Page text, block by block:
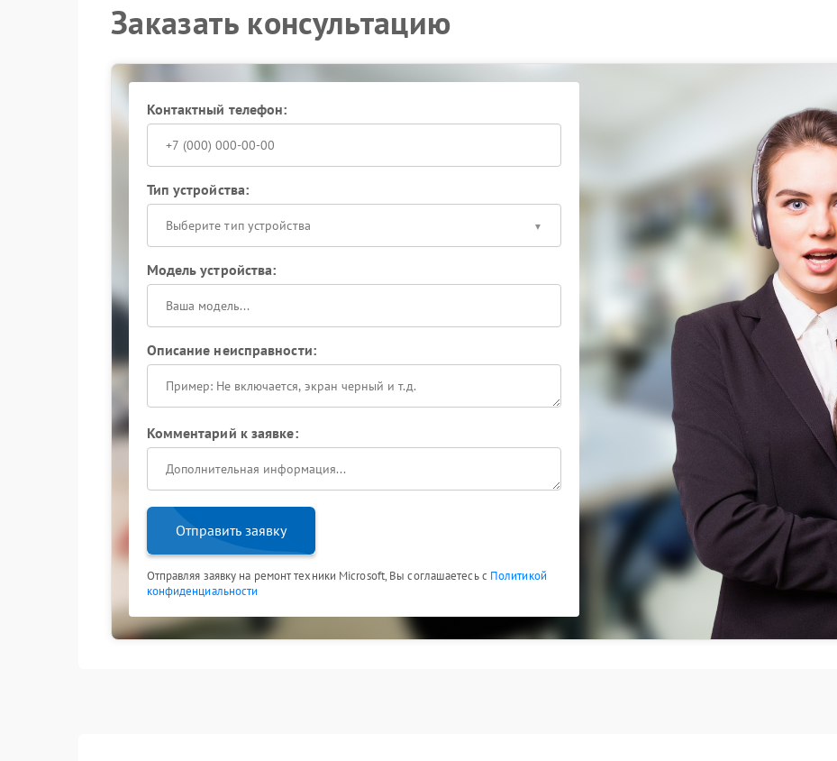
Заказать консультацию
Контактный телефон:
Тип устройства:
Выберите тип устройства
Модель устройства:
Описание неисправности:
Комментарий к заявке:
Отправить заявку
Отправляя заявку на ремонт техники Microsoft, Вы соглашаетесь с Политикой
конфиденциальности